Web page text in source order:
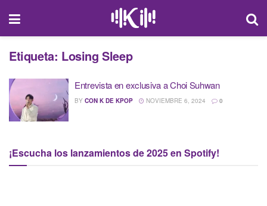
Etiqueta: Losing Sleep
Entrevista en exclusiva a Choi Suhwan
BY CON K DE KPOP NOVIEMBRE 6, 2024 0
¡Escucha los lanzamientos de 2025 en Spotify!